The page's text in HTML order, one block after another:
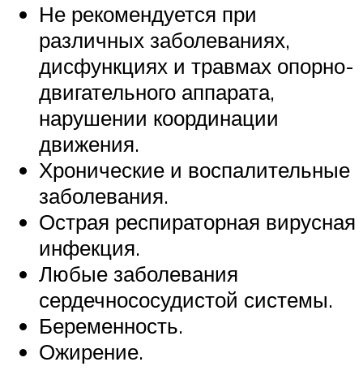
Не рекомендуется при
различных заболеваниях,
дисфункциях и травмах опорно-
двигательного аппарата,
нарушении координации
движения.
Хронические и воспалительные
заболевания.
Острая респираторная вирусная
инфекция.
Любые заболевания
сердечнососудистой системы.
Беременность.
Ожирение.